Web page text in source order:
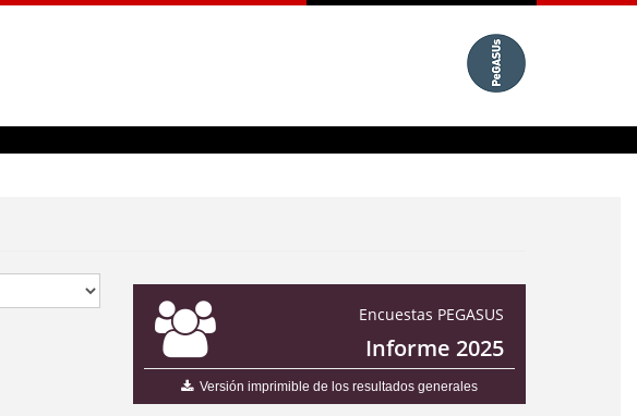
Encuestas PEGASUS
Informe 2025
Versión imprimible de los resultados generales